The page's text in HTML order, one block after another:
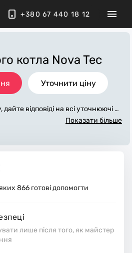
+380 67 440 18 12
котла Nova Tec
Уточнити ціну
відповіді на всі уточнюючі за
котла nova tec». Ми зв'яжемо
та прибирають робоче місце.
Показати більше
866 готові допомогти
лише після того, як майстер